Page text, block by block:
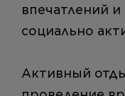
впечатлений
социально
Активный